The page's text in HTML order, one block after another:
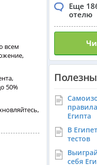
всем
50%
Еще
отелю
Египта
В
тестов
себя